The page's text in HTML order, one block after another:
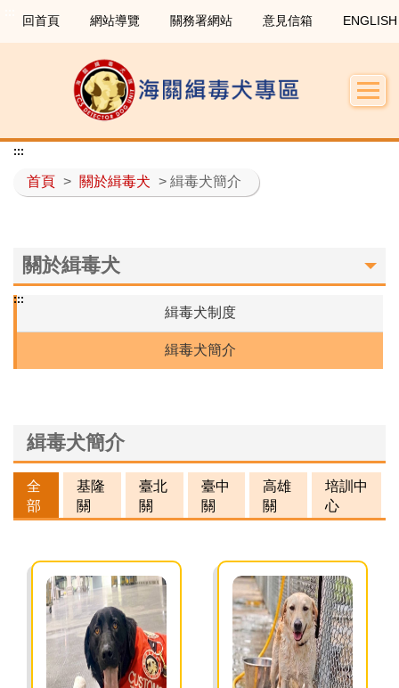
回首頁 網站導覽 關務署網站 意見信箱 ENGLISH
首頁 > 關於緝毒犬 > 緝毒犬簡介
:::
關於緝毒犬
緝毒犬制度
緝毒犬簡介
:::
緝毒犬簡介
全
部
基隆
關
臺北
關
臺中
關
高雄
關
培訓中
心